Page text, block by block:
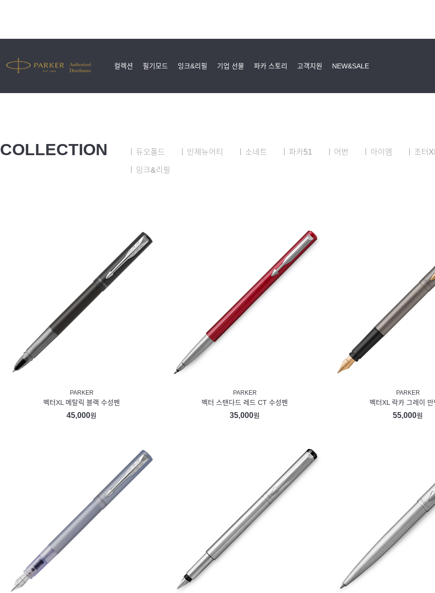
컬렉션 필기모드 잉크&리필 기업 선물 파카 스토리 고객지원 NEW&SALE
COLLECTION 듀오폴드 인제뉴어티 소네트 파카51 어번 아이엠 조터
잉크&리필
PARKER
벡터XL 메탈릭 블랙 수성펜
45,000원
PARKER
벡터 스탠다드 레드 CT 수성펜
35,000원
PARKER
벡터XL 락카 그레이 만
55,000원